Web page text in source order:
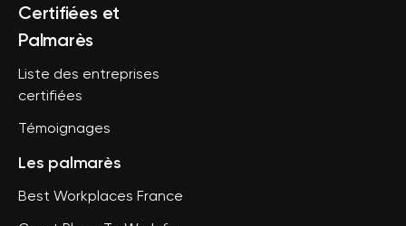
Certifiées et
Palmarès
Liste des entreprises
certifiées
Témoignages
Les palmarès
Best Workplaces France